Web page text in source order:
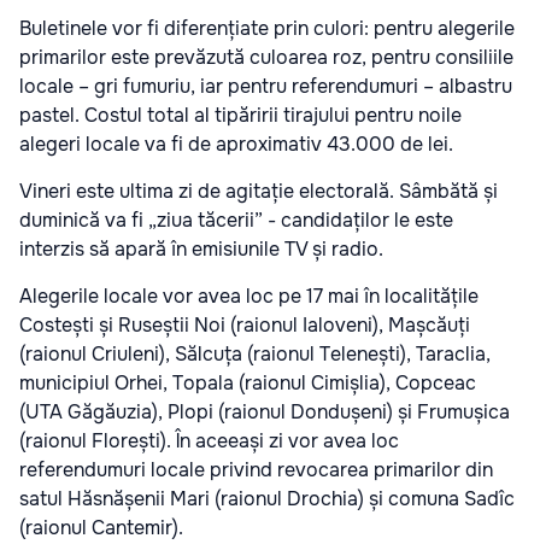
Buletinele vor fi diferențiate prin culori: pentru alegerile
primarilor este prevăzută culoarea roz, pentru consiliile
locale – gri fumuriu, iar pentru referendumuri – albastru
pastel. Costul total al tipăririi tirajului pentru noile
alegeri locale va fi de aproximativ 43.000 de lei.
Vineri este ultima zi de agitație electorală. Sâmbătă și
duminică va fi „ziua tăcerii” - candidaților le este
interzis să apară în emisiunile TV și radio.
Alegerile locale vor avea loc pe 17 mai în localitățile
Costești și Ruseștii Noi (raionul Ialoveni), Mașcăuți
(raionul Criuleni), Sălcuța (raionul Telenești), Taraclia,
municipiul Orhei, Topala (raionul Cimișlia), Copceac
(UTA Găgăuzia), Plopi (raionul Dondușeni) și Frumușica
(raionul Florești). În aceeași zi vor avea loc
referendumuri locale privind revocarea primarilor din
satul Hăsnășenii Mari (raionul Drochia) și comuna Sadîc
(raionul Cantemir).